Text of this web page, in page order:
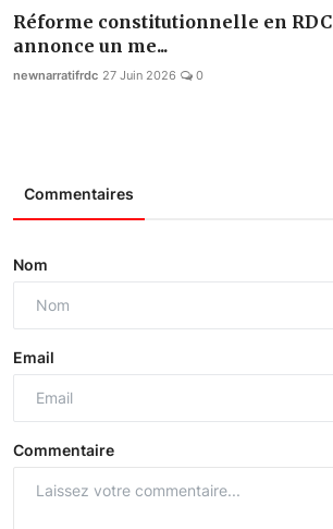
Réforme constitutionnelle en RDC
annonce un me...
newnarratifrdc 27 Juin 2026 0
Commentaires
Nom
Email
Commentaire